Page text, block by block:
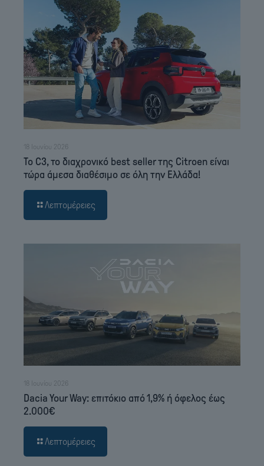
18 Ιουνίου 2026
Το C3, το διαχρονικό best seller της Citroen είναι
τώρα άμεσα διαθέσιμο σε όλη την Ελλάδα!
Λεπτομέρειες
18 Ιουνίου 2026
Dacia Your Way: επιτόκιο από 1,9% ή όφελος έως
2.000€
Λεπτομέρειες